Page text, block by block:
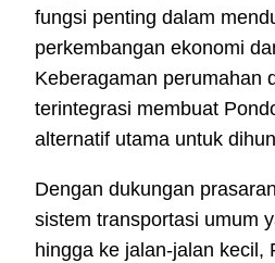
fungsi penting dalam
perkembangan ekonomi
Keberagaman perumahan
terintegrasi membuat
alternatif utama untuk
Dengan dukungan
sistem transportasi umum
hingga ke jalan-jalan kecil,